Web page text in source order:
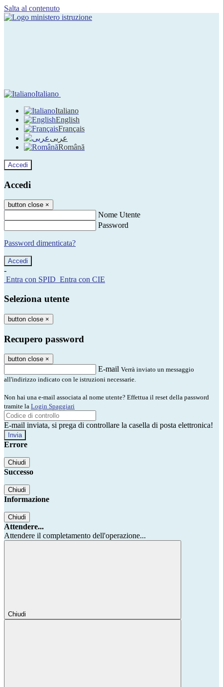
Salta al contenuto
Italiano
Italiano
English
Français
عربى
Română
Accedi
Accedi
button close ×
Nome Utente
Password
Password dimenticata?
-
Entra con SPID Entra con CIE
Seleziona utente
button close ×
Recupero password
button close ×
E-mail Verrà inviato un messaggio
all'indirizzo indicato con le istruzioni necessarie.
Non hai una e-mail associata al nome utente? Effettua il reset della password
tramite la Login Spaggiari
E-mail inviata, si prega di controllare la casella di posta elettronica!
Errore
Chiudi
Successo
Chiudi
Informazione
Chiudi
Attendere...
Attendere il completamento dell'operazione...
Chiudi